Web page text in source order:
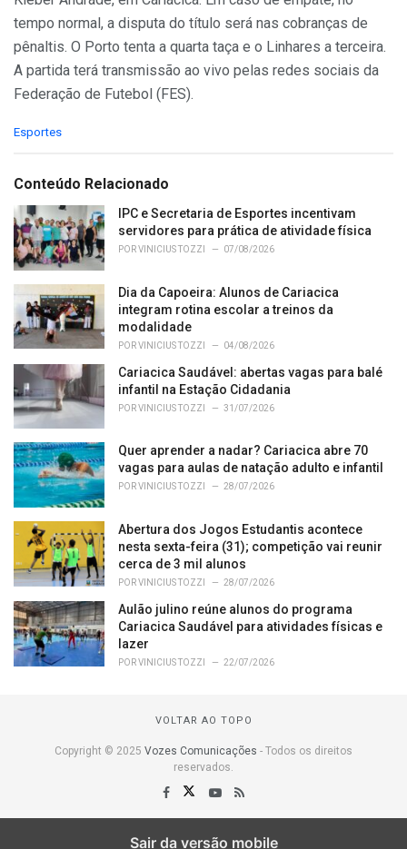
tempo normal, a disputa do título será nas cobranças de
pênaltis. O Porto tenta a quarta taça e o Linhares a terceira.
A partida terá transmissão ao vivo pelas redes sociais da
Federação de Futebol (FES).
C
e
o
r
i
e
:
Esportes
Conteúdo Relacionado
IPC e Secretaria de Esportes incentivam
servidores para prática de atividade física
PORVINICIUS TOZZI 07/08/2026
Dia da Capoeira: Alunos de Cariacica
integram rotina escolar a treinos da
modalidade
PORVINICIUS TOZZI 04/08/2026
Cariacica Saudável: abertas vagas para balé
infantil na Estação Cidadania
PORVINICIUS TOZZI 31/07/2026
Quer aprender a nadar? Cariacica abre 70
vagas para aulas de natação adulto e infantil
PORVINICIUS TOZZI 28/07/2026
Abertura dos Jogos Estudantis acontece
nesta sexta-feira (31); competição vai reunir
cerca de 3 mil alunos
PORVINICIUS TOZZI 28/07/2026
Aulão julino reúne alunos do programa
Cariacica Saudável para atividades físicas e
lazer
PORVINICIUS TOZZI 22/07/2026
VOLTAR AO TOPO
Copyright © 2025 Vozes Comunicações - Todos os direitos
reservados.
Sair da versão mobile